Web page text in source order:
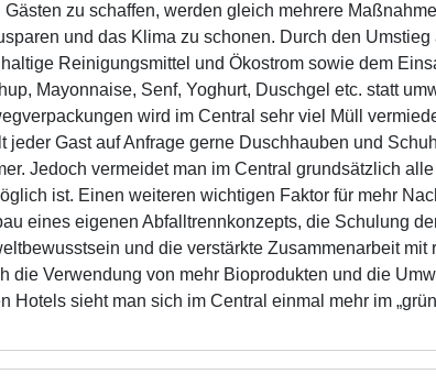
Gästen zu schaffen, werden gleich mehrere
und das Klima zu schonen. Durch den
Reinigungsmittel und Ökostrom sowie dem
Mayonnaise, Senf, Yoghurt, Duschgel etc. statt
wird im Central sehr viel Müll
jeder Gast auf Anfrage gerne Duschhauben und
Jedoch vermeidet man im Central grundsätzlich
ist. Einen weiteren wichtigen Faktor für mehr
eines eigenen Abfalltrennkonzepts, die Schulung
und die verstärkte Zusammenarbeit mit
die Verwendung von mehr Bioprodukten und die
Hotels sieht man sich im Central einmal mehr im